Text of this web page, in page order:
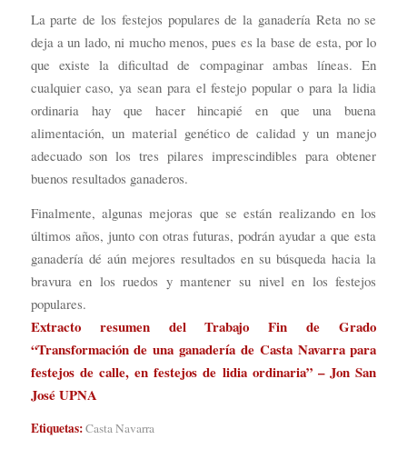
La parte de los festejos populares de la ganadería Reta no se
deja a un lado, ni mucho menos, pues es la base de esta, por lo
que existe la dificultad de compaginar ambas líneas. En
cualquier caso, ya sean para el festejo popular o para la lidia
ordinaria hay que hacer hincapié en que una buena
alimentación, un material genético de calidad y un manejo
adecuado son los tres pilares imprescindibles para obtener
buenos resultados ganaderos.
Finalmente, algunas mejoras que se están realizando en los
últimos años, junto con otras futuras, podrán ayudar a que esta
ganadería dé aún mejores resultados en su búsqueda hacia la
bravura en los ruedos y mantener su nivel en los festejos
populares.
Extracto resumen del Trabajo Fin de Grado
“Transformación de una ganadería de Casta Navarra para
festejos de calle, en festejos de lidia ordinaria” – Jon San
José UPNA
Etiquetas:Casta Navarra